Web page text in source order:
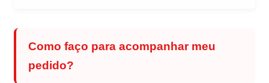
Como faço para acompanhar meu
pedido?